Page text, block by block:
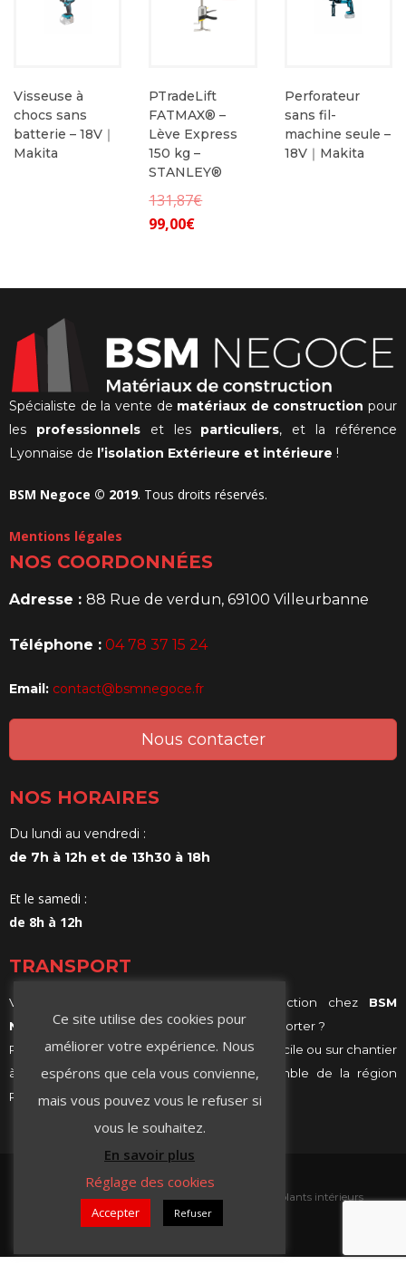
Visseuse à
chocs sans
batterie – 18V｜
Makita
PTradeLift
FATMAX® –
Lève Express
150 kg –
STANLEY®
131,87€
131,87€.
99,00€Le
est :
Perforateur
sans fil-
machine seule –
18V｜Makita
Spécialiste de la vente de matériaux de construction pour
les professionnelset les particuliers, et la référence
Lyonnaise de l’isolation Extérieure et intérieure !
BSM Negoce © 2019. Tous droits réservés.
Mentions légales
NOS COORDONNÉES
Adresse : 88 Rue de verdun, 69100 Villeurbanne
Téléphone : 04 78 37 15 24
Email: contact@bsmnegoce.fr
Nous contacter
NOS HORAIRES
Du lundi au vendredi :
de 7h à 12h et de 13h30 à 18h
Et le samedi :
de 8h à 12h
TRANSPORT
Vous achetez vos matériaux de construction chez BSM
Negoceet vous ne savez comment les transporter ?
Profitez de notre services de livraison, à domicile ou sur chantier
à Villeurbanne, Lyon ou même sur l’ensemble de la région
Rhône-Alpes.
Contact Isolation extérieure
Isolants intérieurs
Ce site utilise des cookies pour
améliorer votre expérience. Nous
espérons que cela vous convienne,
mais vous pouvez vous le refuser si
vous le souhaitez.
En savoir plus
Réglage des cookies
Accepter Refuser